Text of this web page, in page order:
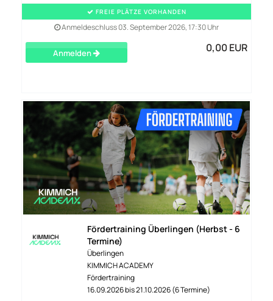
FREIE PLÄTZE VORHANDEN
Anmeldeschluss 03. September 2026, 17:30 Uhr
Anmelden 0,00 EUR
Fördertraining Überlingen (Herbst - 6
Termine)
Überlingen
KIMMICH ACADEMY
Fördertraining
16.09.2026 bis 21.10.2026 (6 Termine)